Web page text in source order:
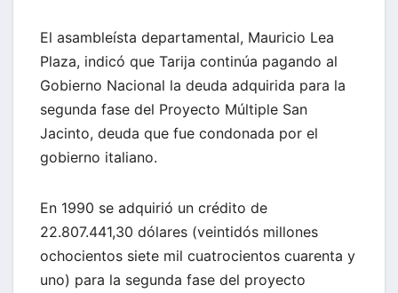
El asambleísta departamental, Mauricio Lea
Plaza, indicó que Tarija continúa pagando al
Gobierno Nacional la deuda adquirida para la
segunda fase del Proyecto Múltiple San
Jacinto, deuda que fue condonada por el
gobierno italiano.
En 1990 se adquirió un crédito de
22.807.441,30 dólares (veintidós millones
ochocientos siete mil cuatrocientos cuarenta y
uno) para la segunda fase del proyecto